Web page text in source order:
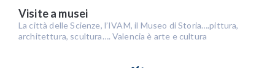
Visite a musei
La città delle Scienze, l’IVAM, il Museo di Storia….pittura,
architettura, scultura…. Valencia è arte e cultura